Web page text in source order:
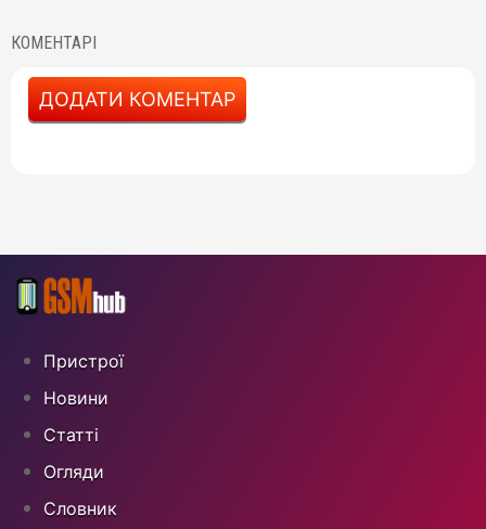
КОМЕНТАРІ
ДОДАТИ КОМЕНТАР
Пристрої
Новини
Статті
Огляди
Cловник